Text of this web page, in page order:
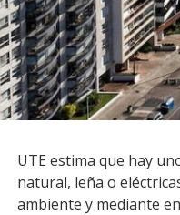
Facebook
UTE estima que hay
natural, leña o
ambiente y mediante